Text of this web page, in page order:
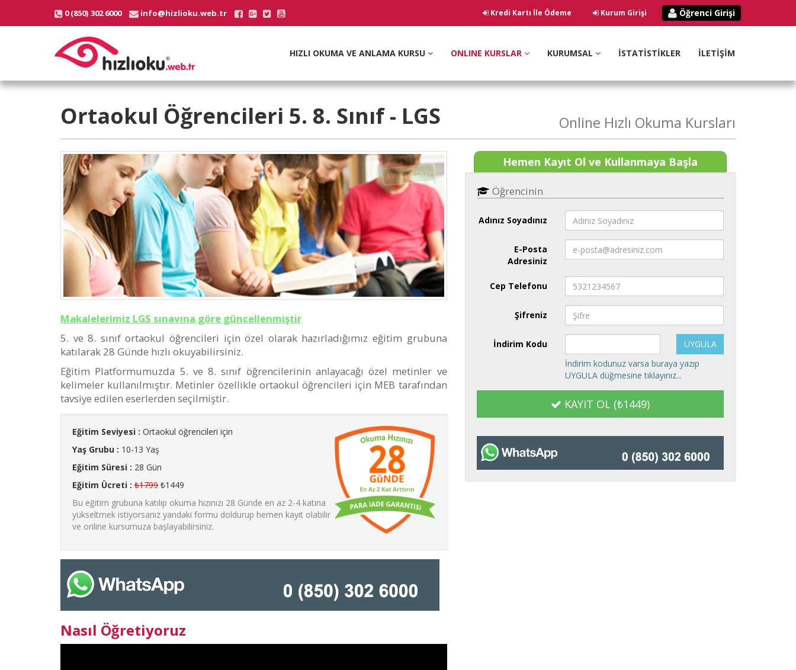
0 (850) 302 6000 info@hizlioku.web.tr Kredi Kartı İle Ödeme Kurum Girişi Öğrenci Girişi
HIZLI OKUMA VE ANLAMA KURSU ONLINE KURSLAR KURUMSAL İSTATİSTİKLER İLETİŞİM
Ortaokul Öğrencileri 5. 8. Sınıf - LGS Online Hızlı Okuma Kursları
AYIN FIRSATI
Makalelerimiz LGS sınavına göre güncellenmiştir
5. ve 8. sınıf ortaokul öğrencileri için özel olarak hazırladığımız eğitim grubuna
katılarak 28 Günde hızlı okuyabilirsiniz.
Eğitim Platformumuzda 5. ve 8. sınıf öğrencilerinin anlayacağı özel metinler ve
kelimeler kullanılmıştır. Metinler özellikle ortaokul öğrencileri için MEB tarafından
tavsiye edilen eserlerden seçilmiştir.
Eğitim Seviyesi : Ortaokul öğrencileri için
Yaş Grubu : 10-13 Yaş
Eğitim Süresi : 28 Gün
Eğitim Ücreti : ₺1799 ₺1449
Bu eğitim grubuna katılıp okuma hızınızı 28 Günde en az 2-4 katına
yükseltmek istiyorsanız yandaki formu doldurup hemen kayıt olabilir
ve online kursumuza başlayabilirsiniz.
Nasıl Öğretiyoruz
Hemen Kayıt Ol ve Kullanmaya Başla
Öğrencinin
Adınız Soyadınız
E-Posta
Adresiniz
Cep Telefonu
Şifreniz
İndirim Kodu
İndirim kodunuz varsa buraya yazıp
UYGULA düğmesine tıklayınız...
KAYIT OL (₺1449)